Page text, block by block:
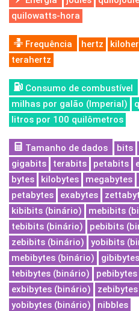
quilowatts-hora
Frequência hertz
terahertz
Consumo de combustível
milhas por galão (Imperial)
litros por 100 quilômetros
Tamanho de dados bits
gigabits
terabits petabits
bytes
kilobytes megabytes
petabytes
exabytes
kibibits (binário)
mebibits
tebibits (binário)
pebibits
zebibits (binário)
yobibits
mebibytes (binário)
tebibytes (binário)
exbibytes (binário)
yobibytes (binário)
nibbles